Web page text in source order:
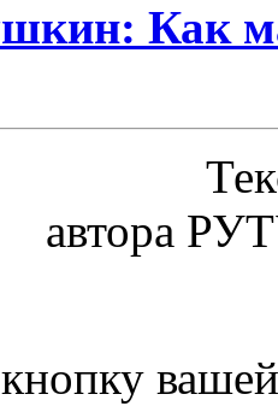
Как
автора